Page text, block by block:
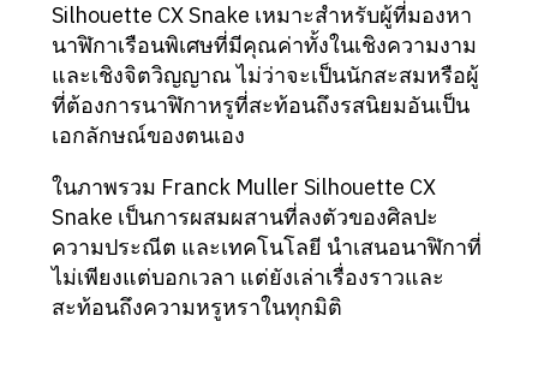
Silhouette CX Snake เหมาะสำหรับผู้ที่มองหา
นาฬิกาเรือนพิเศษที่มีคุณค่าทั้งในเชิงความงาม
และเชิงจิตวิญญาณ ไม่ว่าจะเป็นนักสะสมหรือผู้
ที่ต้องการนาฬิกาหรูที่สะท้อนถึงรสนิยมอันเป็น
เอกลักษณ์ของตนเอง
ในภาพรวม Franck Muller Silhouette CX
Snake เป็นการผสมผสานที่ลงตัวของศิลปะ
ความประณีต และเทคโนโลยี นำเสนอนาฬิกาที่
ไม่เพียงแต่บอกเวลา แต่ยังเล่าเรื่องราวและ
สะท้อนถึงความหรูหราในทุกมิติ